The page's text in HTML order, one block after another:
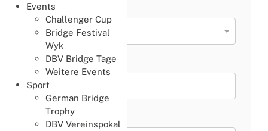
Events
Challenger Cup
Bridge Festival
Wyk
DBV Bridge Tage
Weitere Events
Sport
German Bridge
Trophy
DBV Vereinspokal
Thema
Vorname*
Nachname